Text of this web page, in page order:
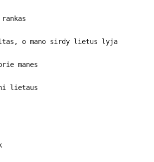
o mano sirdy lietus lyja
manes
lietaus